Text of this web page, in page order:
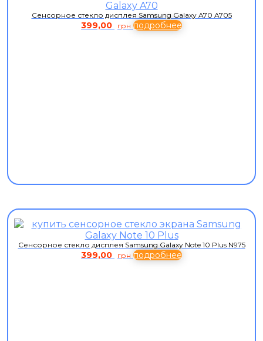
Сенсорное стекло дисплея Samsung Galaxy A70 A705
399,00 грн подробнее
Сенсорное стекло дисплея Samsung Galaxy Note 10 Plus N975
399,00 грн подробнее